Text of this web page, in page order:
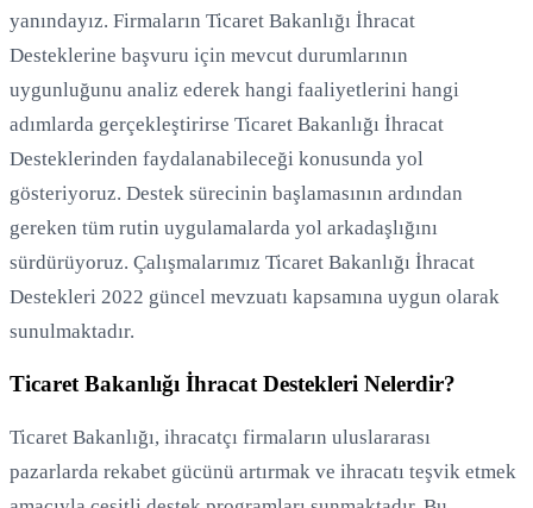
yanındayız. Firmaların Ticaret Bakanlığı İhracat
Desteklerine başvuru için mevcut durumlarının
uygunluğunu analiz ederek hangi faaliyetlerini hangi
adımlarda gerçekleştirirse Ticaret Bakanlığı İhracat
Desteklerinden faydalanabileceği konusunda yol
gösteriyoruz. Destek sürecinin başlamasının ardından
gereken tüm rutin uygulamalarda yol arkadaşlığını
sürdürüyoruz. Çalışmalarımız Ticaret Bakanlığı İhracat
Destekleri 2022 güncel mevzuatı kapsamına uygun olarak
sunulmaktadır.
Ticaret Bakanlığı İhracat Destekleri Nelerdir?
Ticaret Bakanlığı, ihracatçı firmaların uluslararası
pazarlarda rekabet gücünü artırmak ve ihracatı teşvik etmek